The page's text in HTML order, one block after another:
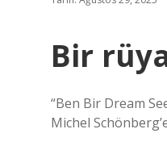
Bir
“Ben Bir Dream
Michel